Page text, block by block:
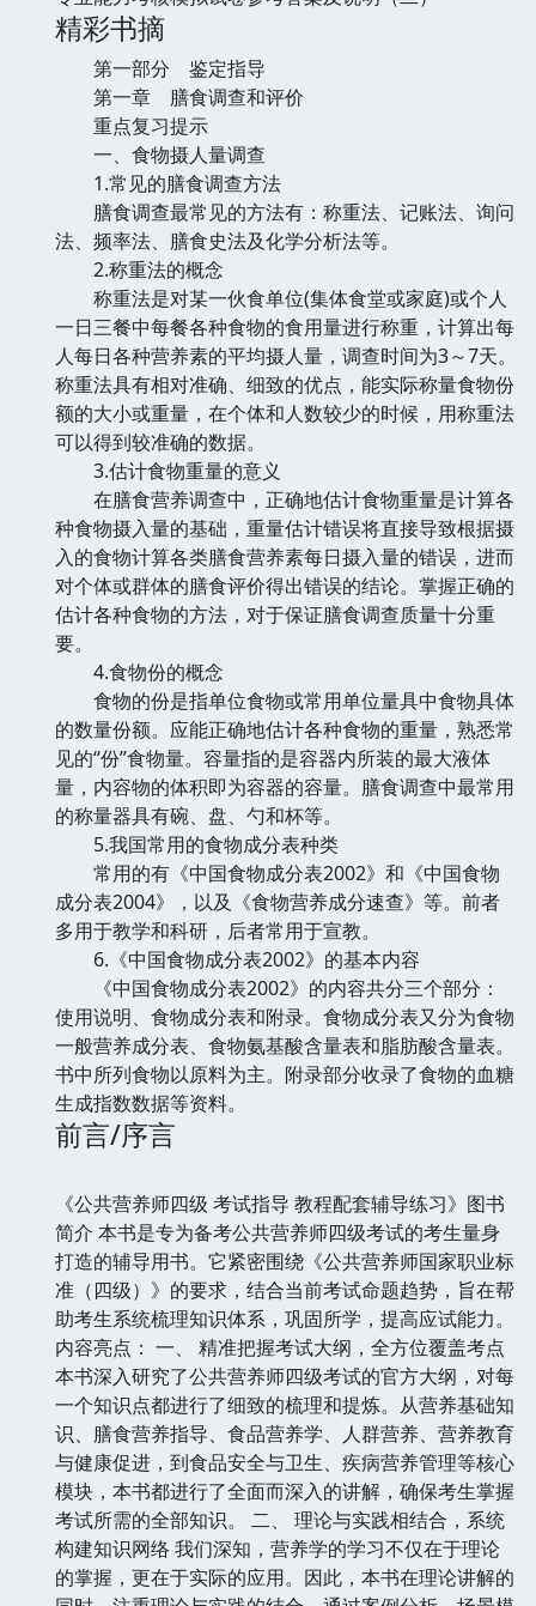
精彩书摘
第一部分 鉴定指导
第一章 膳食调查和评价
重点复习提示
一、食物摄人量调查
1.常见的膳食调查方法
膳食调查最常见的方法有：称重法、记账法、询问
法、频率法、膳食史法及化学分析法等。
2.称重法的概念
称重法是对某一伙食单位(集体食堂或家庭)或个人
一日三餐中每餐各种食物的食用量进行称重，计算出每
人每日各种营养素的平均摄人量，调查时间为3～7天。
称重法具有相对准确、细致的优点，能实际称量食物份
额的大小或重量，在个体和人数较少的时候，用称重法
可以得到较准确的数据。
3.估计食物重量的意义
在膳食营养调查中，正确地估计食物重量是计算各
种食物摄入量的基础，重量估计错误将直接导致根据摄
入的食物计算各类膳食营养素每日摄入量的错误，进而
对个体或群体的膳食评价得出错误的结论。掌握正确的
估计各种食物的方法，对于保证膳食调查质量十分重
要。
4.食物份的概念
食物的份是指单位食物或常用单位量具中食物具体
的数量份额。应能正确地估计各种食物的重量，熟悉常
见的“份”食物量。容量指的是容器内所装的最大液体
量，内容物的体积即为容器的容量。膳食调查中最常用
的称量器具有碗、盘、勺和杯等。
5.我国常用的食物成分表种类
常用的有《中国食物成分表2002》和《中国食物
成分表2004》，以及《食物营养成分速查》等。前者
多用于教学和科研，后者常用于宣教。
6.《中国食物成分表2002》的基本内容
《中国食物成分表2002》的内容共分三个部分：
使用说明、食物成分表和附录。食物成分表又分为食物
一般营养成分表、食物氨基酸含量表和脂肪酸含量表。
书中所列食物以原料为主。附录部分收录了食物的血糖
生成指数数据等资料。
前言/序言
《公共营养师四级 考试指导 教程配套辅导练习》图书
简介 本书是专为备考公共营养师四级考试的考生量身
打造的辅导用书。它紧密围绕《公共营养师国家职业标
准（四级）》的要求，结合当前考试命题趋势，旨在帮
助考生系统梳理知识体系，巩固所学，提高应试能力。
内容亮点： 一、 精准把握考试大纲，全方位覆盖考点
本书深入研究了公共营养师四级考试的官方大纲，对每
一个知识点都进行了细致的梳理和提炼。从营养基础知
识、膳食营养指导、食品营养学、人群营养、营养教育
与健康促进，到食品安全与卫生、疾病营养管理等核心
模块，本书都进行了全面而深入的讲解，确保考生掌握
考试所需的全部知识。 二、 理论与实践相结合，系统
构建知识网络 我们深知，营养学的学习不仅在于理论
的掌握，更在于实际的应用。因此，本书在理论讲解的